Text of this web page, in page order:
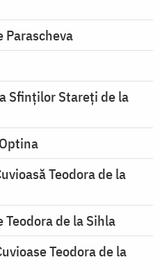
Parascheva
Sfinților Stareți de la
Teodora de la
de la Sihla
Teodora de la